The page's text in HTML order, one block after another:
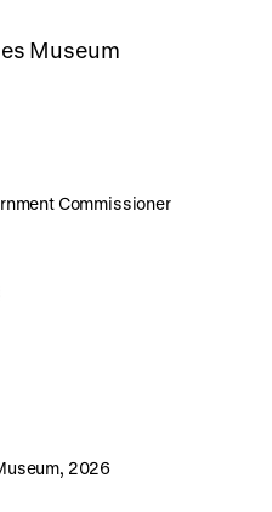
Museum
Commissioner
2026